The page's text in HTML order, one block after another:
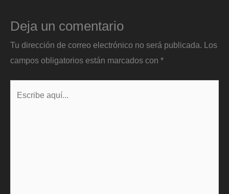
Deja un comentario
Tu dirección de correo electrónico no será publicada. Los
campos obligatorios están marcados con *